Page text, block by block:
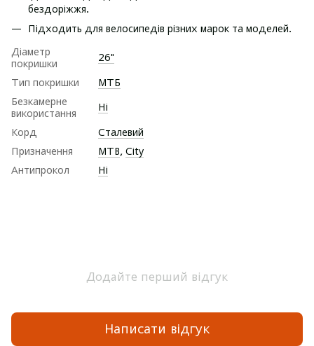
бездоріжжя.
Підходить для велосипедів різних марок та моделей.
Діаметр
покришки
26"
Тип покришки
МТБ
Безкамерне
використання
Ні
Корд
Сталевий
Призначення
MTB, City
Антипрокол
Ні
Додайте перший відгук
Написати відгук